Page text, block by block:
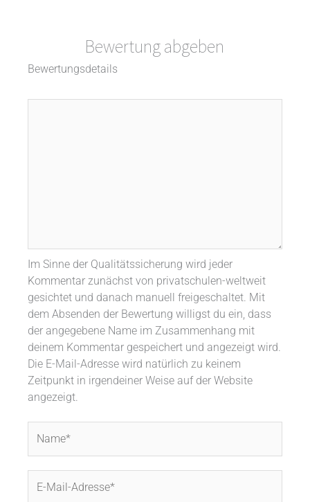
Bewertung abgeben
Bewertungsdetails
Im Sinne der Qualitätssicherung wird jeder
Kommentar zunächst von privatschulen-weltweit
gesichtet und danach manuell freigeschaltet. Mit
dem Absenden der Bewertung willigst du ein, dass
der angegebene Name im Zusammenhang mit
deinem Kommentar gespeichert und angezeigt wird.
Die E-Mail-Adresse wird natürlich zu keinem
Zeitpunkt in irgendeiner Weise auf der Website
angezeigt.
Mail-